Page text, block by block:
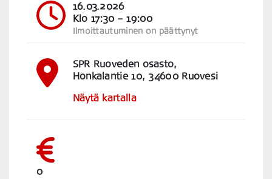
16.03.2026
Klo 17:30 – 19:00
Ilmoittautuminen on päättynyt
SPR Ruoveden osasto,
Honkalantie 10, 34600 Ruovesi
Näytä kartalla
0